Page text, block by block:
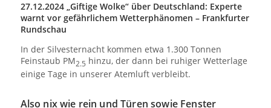
27.12.2024 „Giftige Wolke“ über Deutschland: Experte
warnt vor gefährlichem Wetterphänomen – Frankfurter
Rundschau
In der Silvesternacht kommen etwa 1.300 Tonnen
Feinstaub PM2.5 hinzu, der dann bei ruhiger Wetterlage
einige Tage in unserer Atemluft verbleibt.
Also nix wie rein und Türen sowie Fenster